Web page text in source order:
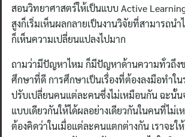
สอนวิทยาศาสตร์ให้เป็นแบบ Active
สูงก็เริ่มเห็นผลกลายเป็นงานวิจัยที่สามารถนำ
ก็เห็นความเปลี่ยนแปลงไปมาก
ถามว่ามีปัญหาไหม ก็มีปัญหาด้านความทั่วถึงข
ศึกษาที่ดี การศึกษาเป็นเรื่องที่ต้องลงมือทำใน
ปรับเปลี่ยนคนแต่ละคนซึ่งไม่เหมือนกัน ฉะนั้น
แบบเดียวกันให้ได้ผลอย่างเดียวกันในคนที่ไม่เ
ต้องคิดว่าในเมื่อแต่ละคนแตกต่างกัน เราจะใ